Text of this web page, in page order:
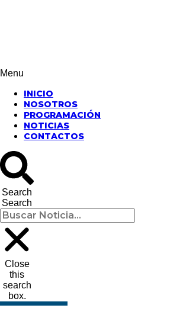
Menu
INICIO
NOSOTROS
PROGRAMACIÓN
NOTICIAS
CONTACTOS
Search
Search
Close
this
search
box.